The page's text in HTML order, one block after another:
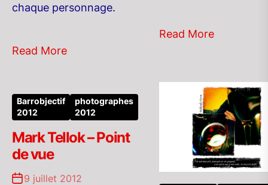
chaque personnage.
Read More
Read More
Barrobjectif
2012
photographes
2012
Mark Tellok – Point
de vue
9 juillet 2012